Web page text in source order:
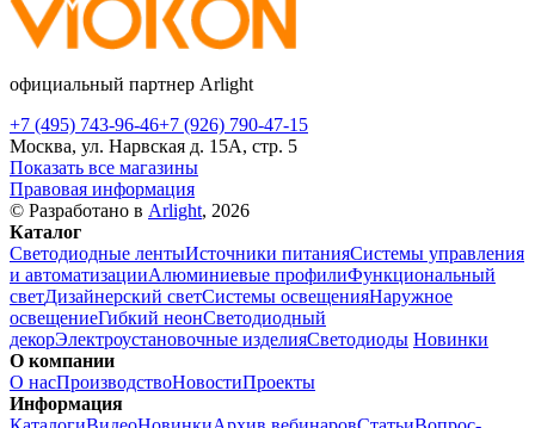
официальный партнер Arlight
+7 (495) 743-96-46+7 (926) 790-47-15
Москва, ул. Нарвская д. 15А, стр. 5
Показать все магазины
Правовая информация
© Разработано в Arlight, 2026
Каталог
Светодиодные лентыИсточники питанияСистемы управления
и автоматизацииАлюминиевые профилиФункциональный
светДизайнерский светСистемы освещенияНаружное
освещениеГибкий неонСветодиодный
декорЭлектроустановочные изделияСветодиоды Новинки
О компании
О насПроизводствоНовостиПроекты
Информация